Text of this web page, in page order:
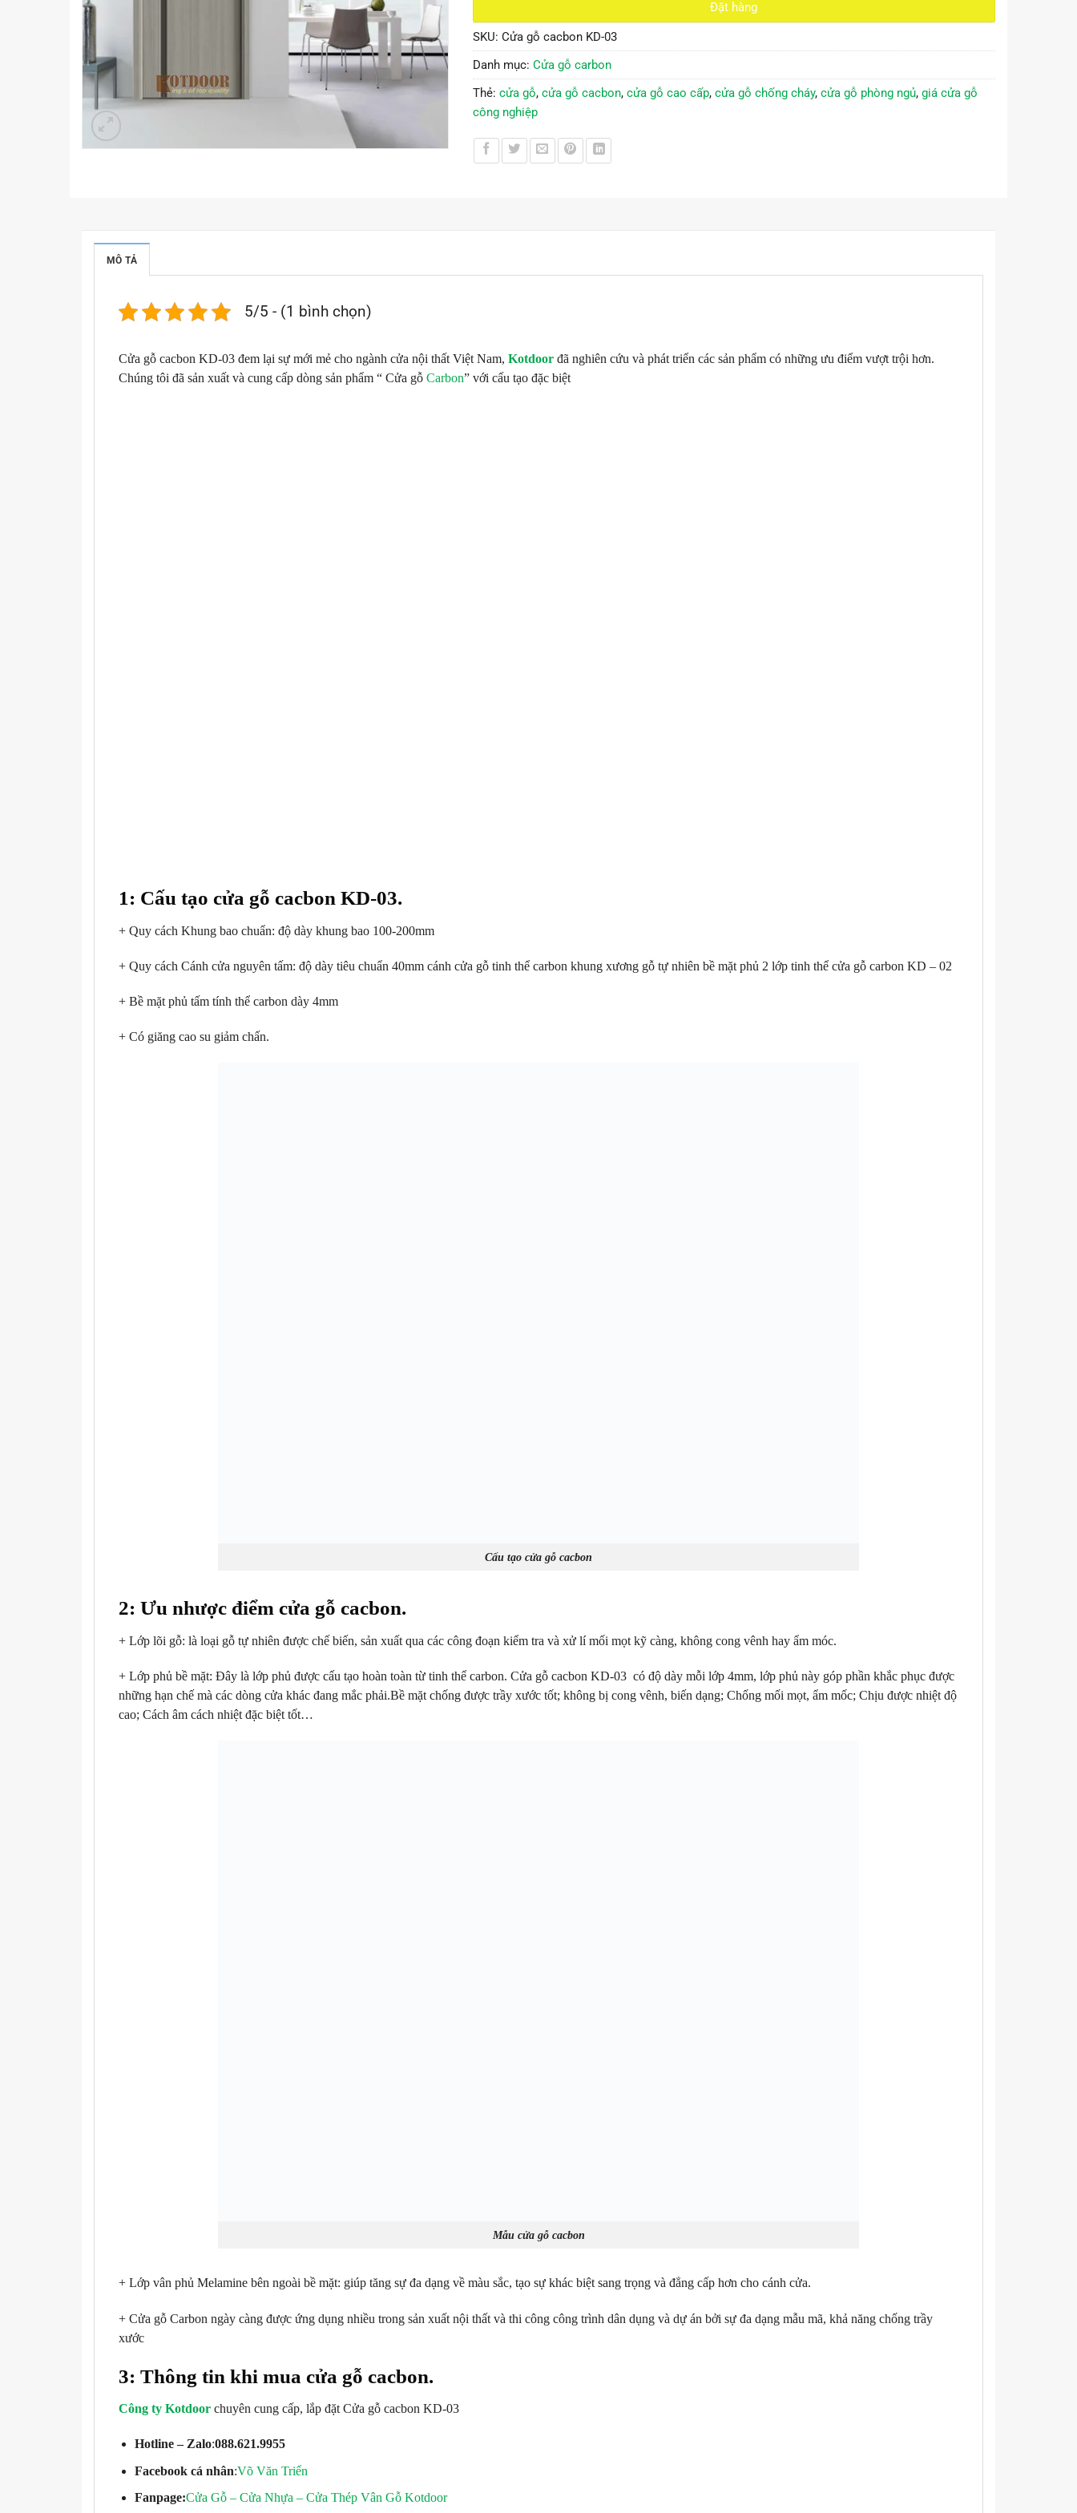
Đặt hàng
SKU: Cửa gỗ cacbon KD-03
Danh mục: Cửa gỗ carbon
Thẻ: cửa gỗ, cửa gỗ cacbon, cửa gỗ cao cấp, cửa gỗ chống cháy, cửa gỗ phòng ngủ, giá cửa gỗ
công nghiệp
MÔ TẢ
5/5 - (1 bình chọn)
Cửa gỗ cacbon KD-03 đem lại sự mới mẻ cho ngành cửa nội thất Việt Nam, Kotdoor đã nghiên cứu và phát triển các sản phẩm có những ưu điểm vượt trội hơn.
Chúng tôi đã sản xuất và cung cấp dòng sản phẩm “ Cửa gỗ Carbon” với cấu tạo đặc biệt
1: Cấu tạo cửa gỗ cacbon KD-03.
+ Quy cách Khung bao chuẩn: độ dày khung bao 100-200mm
+ Quy cách Cánh cửa nguyên tấm: độ dày tiêu chuẩn 40mm cánh cửa gỗ tinh thể carbon khung xương gỗ tự nhiên bề mặt phủ 2 lớp tinh thể cửa gỗ carbon KD – 02
+ Bề mặt phủ tấm tính thể carbon dày 4mm
+ Có giăng cao su giảm chấn.
Cấu tạo cửa gỗ cacbon
2: Ưu nhược điểm cửa gỗ cacbon.
+ Lớp lõi gỗ: là loại gỗ tự nhiên được chế biến, sản xuất qua các công đoạn kiểm tra và xử lí mối mọt kỹ càng, không cong vênh hay ẩm móc.
+ Lớp phủ bề mặt: Đây là lớp phủ được cấu tạo hoàn toàn từ tinh thể carbon. Cửa gỗ cacbon KD-03 có độ dày mỗi lớp 4mm, lớp phủ này góp phần khắc phục được
những hạn chế mà các dòng cửa khác đang mắc phải.Bề mặt chống được trầy xước tốt; không bị cong vênh, biến dạng; Chống mối mọt, ẩm mốc; Chịu được nhiệt độ
cao; Cách âm cách nhiệt đặc biệt tốt…
Mẫu cửa gỗ cacbon
+ Lớp vân phủ Melamine bên ngoài bề mặt: giúp tăng sự đa dạng về màu sắc, tạo sự khác biệt sang trọng và đẳng cấp hơn cho cánh cửa.
+ Cửa gỗ Carbon ngày càng được ứng dụng nhiều trong sản xuất nội thất và thi công công trình dân dụng và dự án bởi sự đa dạng mẫu mã, khả năng chống trầy
xước
3: Thông tin khi mua cửa gỗ cacbon.
Công ty Kotdoor chuyên cung cấp, lắp đặt Cửa gỗ cacbon KD-03
Hotline – Zalo:088.621.9955
Facebook cá nhân:Võ Văn Triển
Fanpage:Cửa Gỗ – Cửa Nhựa – Cửa Thép Vân Gỗ Kotdoor